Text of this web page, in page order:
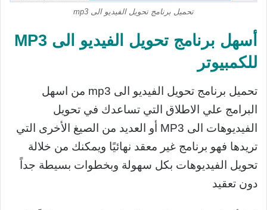
تحميل برنامج تحويل الفيديو الى mp3
أسهل برنامج تحويل الفيديو الى MP3
للكمبيوتر
تحميل برنامج تحويل الفيديو الى mp3 من اسهل
البرامج علي الاطلاق التي تساعدك في تحويل
الفيديوهات الى MP3 أو العديد من الصيغ الأخرى التي
تريدها فهو برنامج غير معقد نهائيًا ويمكنك من خلالة
تحويل الفيديوهات بكل سهولة وبخطوات بسيطة جداً
دون تعقيد